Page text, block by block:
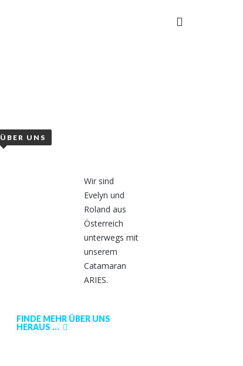
ÜBER UNS
Wir sind
Evelyn und
Roland aus
Österreich
unterwegs mit
unserem
Catamaran
ARIES.
FINDE MEHR ÜBER UNS
HERAUS ...